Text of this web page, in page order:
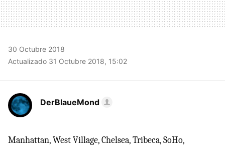
30 Octubre 2018
Actualizado 31 Octubre 2018, 15:02
DerBlaueMond
Manhattan, West Village, Chelsea, Tribeca, SoHo,